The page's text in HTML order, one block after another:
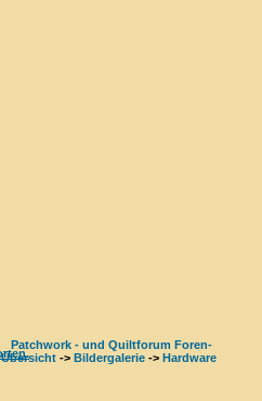
Patchwork - und Quiltforum Foren-
Übersicht -> Bildergalerie -> Hardware